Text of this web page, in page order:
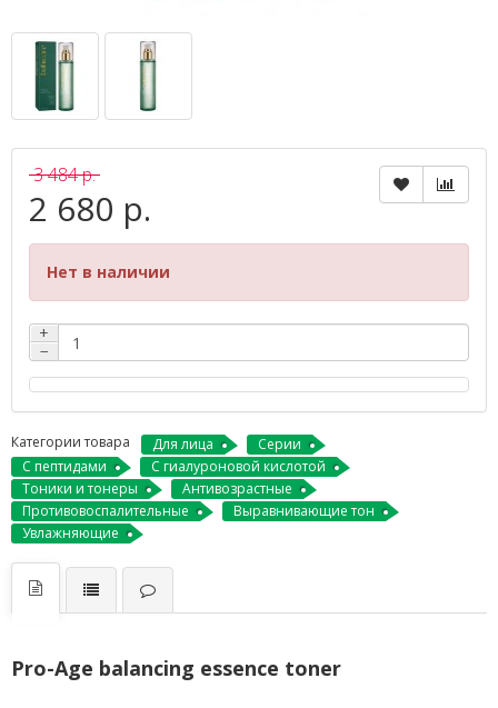
3 484 р.
2 680 р.
Нет в наличии
+
−
Категории товара Для лица
Серии
С пептидами
С гиалуроновой кислотой
Тоники и тонеры
Антивозрастные
Противовоспалительные
Выравнивающие тон
Увлажняющие
Pro-Age balancing essence toner